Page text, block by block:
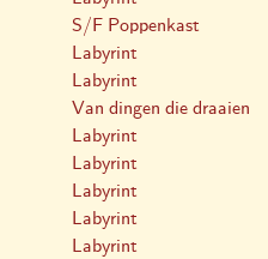
S/F Poppenkast
Labyrint
Labyrint
Van dingen die draaien
Labyrint
Labyrint
Labyrint
Labyrint
Labyrint